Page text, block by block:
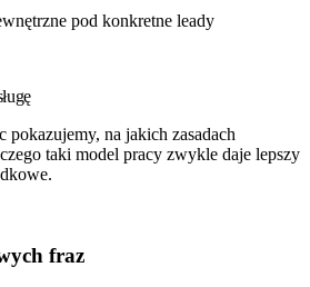
pod konkretne leady
pokazujemy, na jakich zasadach
taki model pracy zwykle daje lepszy
fraz